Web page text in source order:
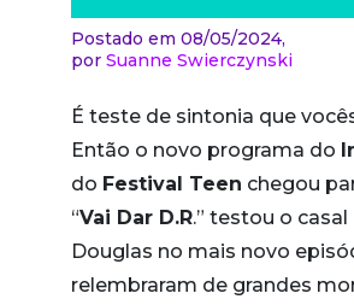
Postado em 08/05/2024,
por Suanne Swierczynski
É teste de sintonia que
Então o novo programa do
do Festival Teen chegou
“Vai Dar D.R.” testou o casal
Douglas no mais novo
relembraram de grandes